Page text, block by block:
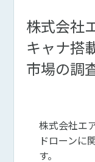
株式会社
キャナ搭
市場の調
株式会社エ
ドローンに
す。